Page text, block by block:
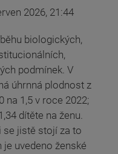
2026, 21:44
biologických,
podmínek. V
úhrnná plodnost z
na 1,5 v roce 2022;
dítěte na ženu.
se jistě stojí za to
uvedeno ženské